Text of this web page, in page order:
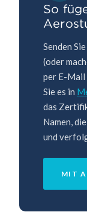
So
Senden
(oder
per E-Mail
Sie es in
das
Namen,
und
MIT